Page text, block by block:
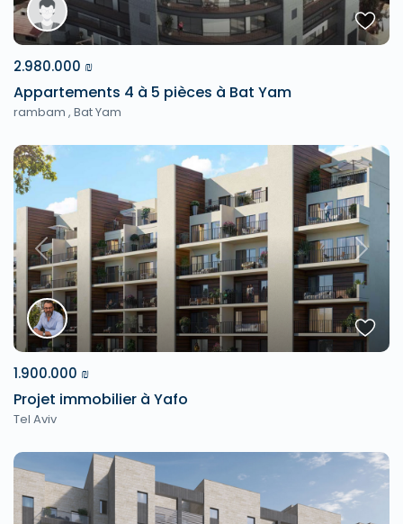
2.980.000 ₪
Appartements 4 à 5 pièces à Bat Yam
rambam , Bat Yam
Previous Next
1.900.000 ₪
Projet immobilier à Yafo
Tel Aviv